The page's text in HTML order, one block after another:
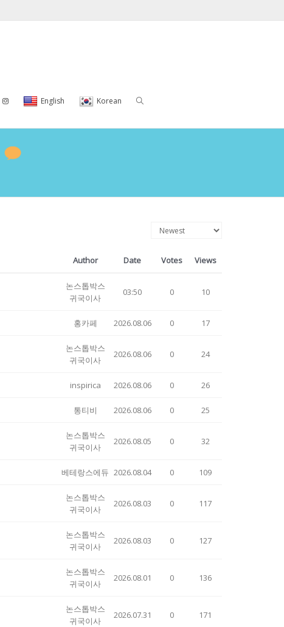
English Korean
Author Date Votes Views
논스톱박스
귀국이사
03:50 0 10
홍카페 2026.08.06 0 17
논스톱박스
귀국이사
2026.08.06 0 24
inspirica 2026.08.06 0 26
통티비 2026.08.06 0 25
논스톱박스
귀국이사
2026.08.05 0 32
베테랑스에듀 2026.08.04 0 109
논스톱박스
귀국이사
2026.08.03 0 117
논스톱박스
귀국이사
2026.08.03 0 127
논스톱박스
귀국이사
2026.08.01 0 136
논스톱박스
귀국이사
2026.07.31 0 171